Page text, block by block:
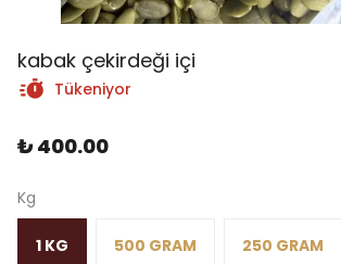
kabak çekirdeği içi
Tükeniyor
₺ 400.00
Kg
1 KG 500 GRAM 250 GRAM